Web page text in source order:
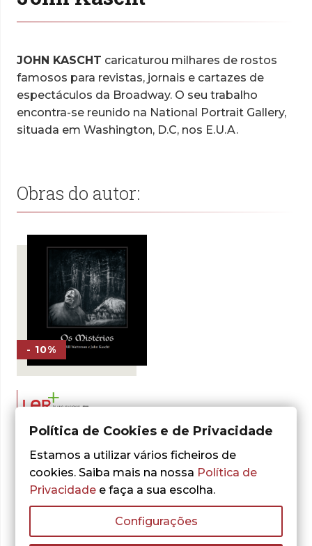
JOHN KASCHT caricaturou milhares de rostos
famosos para revistas, jornais e cartazes de
espectáculos da Broadway. O seu trabalho
encontra-se reunido na National Portrait Gallery,
situada em Washington, D.C, nos E.U.A.
Obras do autor:
- 10%
Bill Watterson, John Kascht
Os Mistérios
O
preço
original
era:
19,99 €.
17,99€O
preço
atual
é:
17,99 €.
ADICIONAR
Política de Cookies e de Privacidade
Estamos a utilizar vários ficheiros de
cookies. Saiba mais na nossa Política de
Privacidade e faça a sua escolha.
Configurações